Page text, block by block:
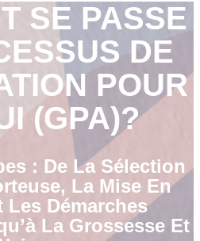
SE PASSE
DE
POUR
(GPA)?
: De La Sélection
La Mise En
Les Démarches
La Grossesse Et